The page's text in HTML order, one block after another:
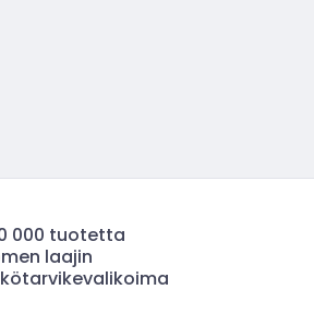
000 tuotetta
laajin